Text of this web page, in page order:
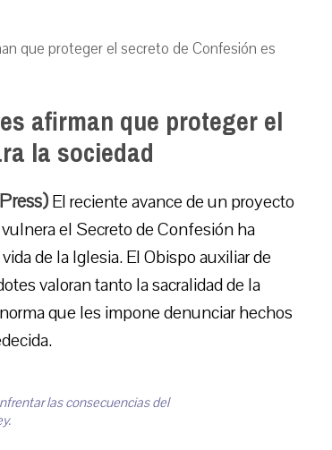
que proteger el secreto de Confesión es
afirman que proteger el
la sociedad
El reciente avance de un proyecto
el Secreto de Confesión ha
de la Iglesia. El Obispo auxiliar de
valoran tanto la sacralidad de la
que les impone denunciar hechos
las consecuencias del